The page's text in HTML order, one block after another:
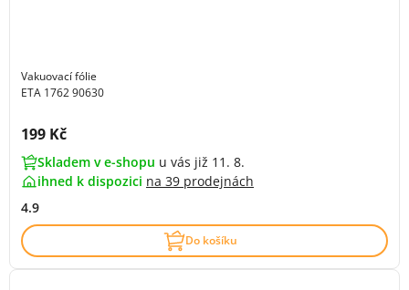
Vakuovací fólie
ETA 1762 90630
Cena s DPH:
199 Kč
Skladem v e-shopu u vás již 11. 8.
ihned k dispozici na 39 prodejnách
4.9
Do košíku